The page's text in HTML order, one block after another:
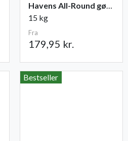
Havens All-Round gødning NPK 12-2-10
15 kg
Fra
179,95 kr.
Bestseller